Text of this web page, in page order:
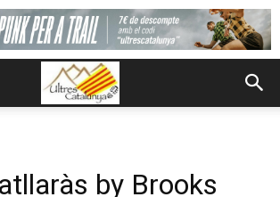
by Brooks